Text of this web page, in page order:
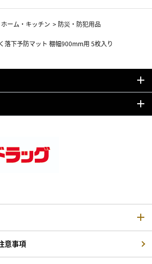
ホーム・キッチン > 防災・防犯用品
落下予防マット 棚幅900mm用 5枚入り
意事項